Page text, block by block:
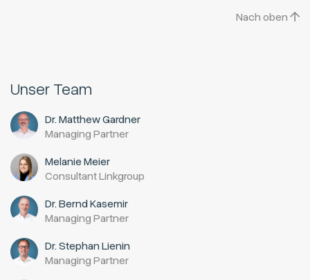
Nach oben
Unser Team
Dr. Matthew Gardner
Managing Partner
Melanie Meier
Consultant Linkgroup
Dr. Bernd Kasemir
Managing Partner
Dr. Stephan Lienin
Managing Partner